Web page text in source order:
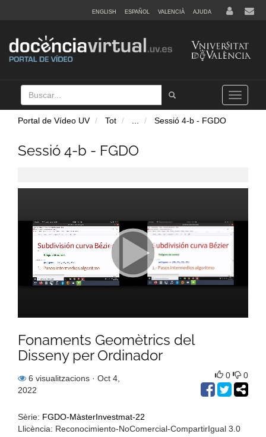
ENGLISH ESPAÑOL VALENCIÀ AJUDA
Buscar
Tramet
Toggle
navigation
Portal de Vídeo UV Tot Sessió 4-b - FGDO
Sessió 4-b - FGDO
Fonaments Geomètrics del
Disseny per Ordinador
6 visualitzacions · Oct 4,
2022
0 0
Sèrie: FGDO-MàsterInvestmat-22
Llicència: Reconocimiento-NoComercial-CompartirIgual 3.0